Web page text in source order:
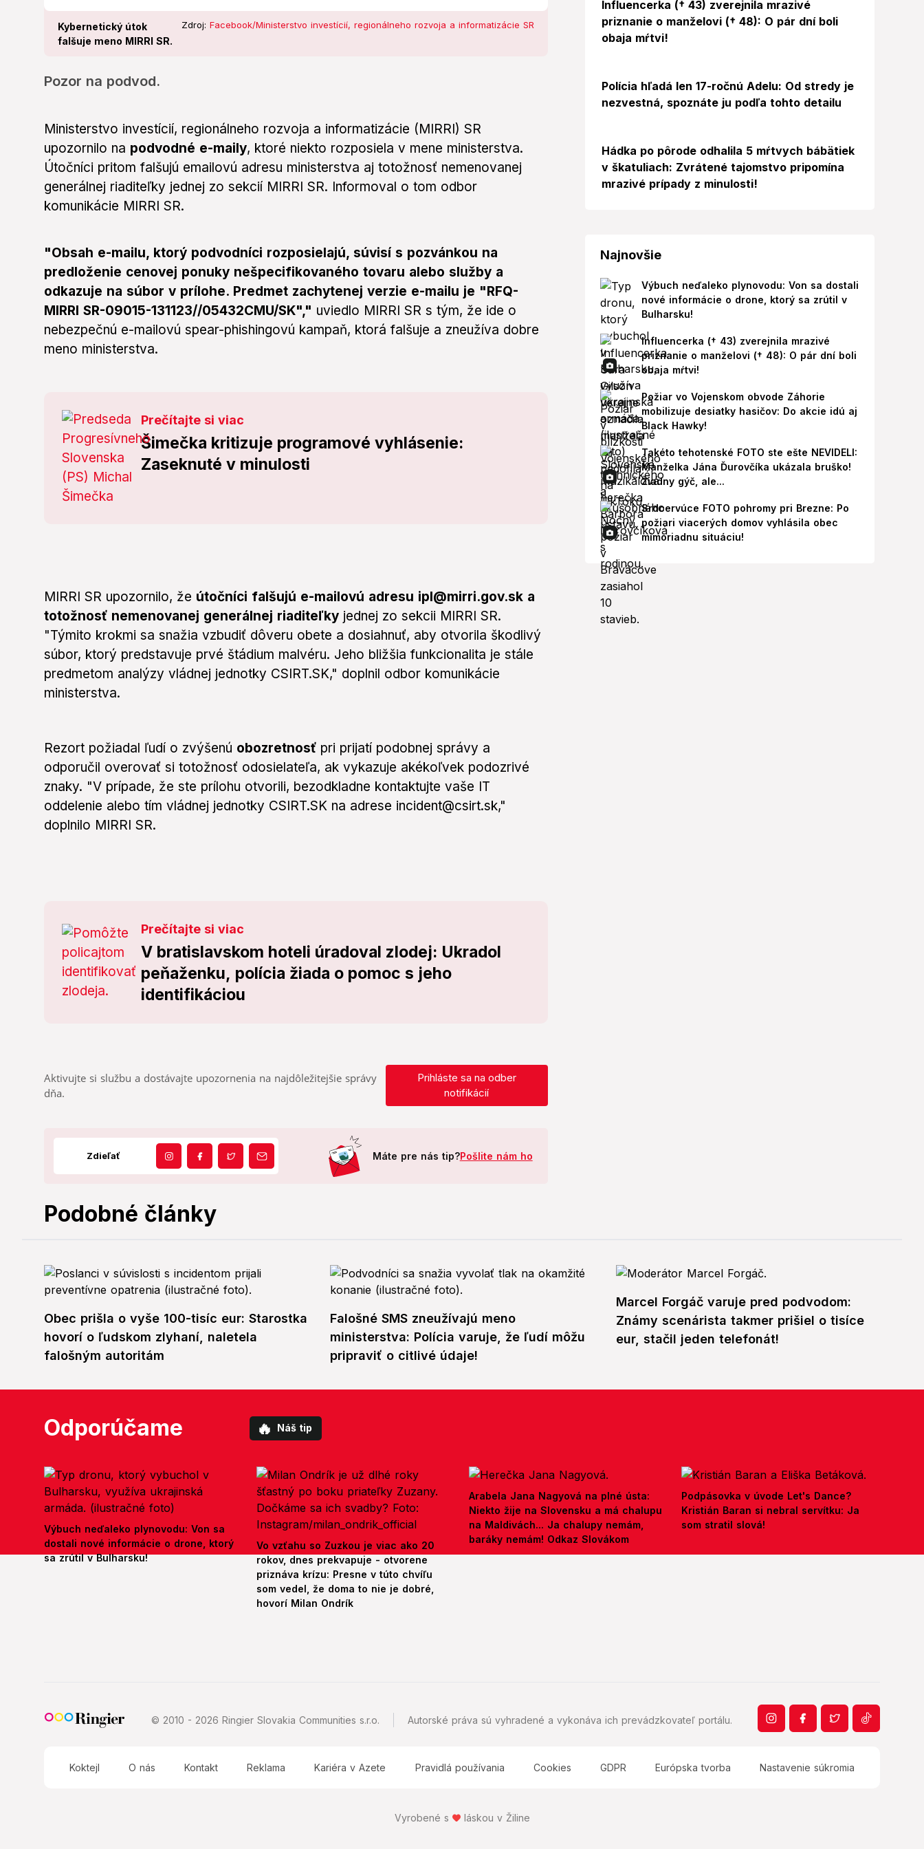
Kybernetický útok
falšuje meno MIRRI SR.
Zdroj: Facebook/Ministerstvo investícií, regionálneho rozvoja a informatizácie SR
Pozor na podvod.
Ministerstvo investícií, regionálneho rozvoja a informatizácie (MIRRI) SR
upozornilo na podvodné e-maily, ktoré niekto rozposiela v mene ministerstva.
Útočníci pritom falšujú emailovú adresu ministerstva aj totožnosť nemenovanej
generálnej riaditeľky jednej zo sekcií MIRRI SR. Informoval o tom odbor
komunikácie MIRRI SR.
"Obsah e-mailu, ktorý podvodníci rozposielajú, súvisí s pozvánkou na
predloženie cenovej ponuky nešpecifikovaného tovaru alebo služby a
odkazuje na súbor v prílohe. Predmet zachytenej verzie e-mailu je "RFQ-
MIRRI SR-09015-131123//05432CMU/SK"," uviedlo MIRRI SR s tým, že ide o
nebezpečnú e-mailovú spear-phishingovú kampaň, ktorá falšuje a zneužíva dobre
meno ministerstva.
Prečítajte si viac
Šimečka kritizuje programové vyhlásenie:
Zaseknuté v minulosti
MIRRI SR upozornilo, že útočníci falšujú e-mailovú adresu ipl@mirri.gov.sk a
totožnosť nemenovanej generálnej riaditeľky jednej zo sekcii MIRRI SR.
"Týmito krokmi sa snažia vzbudiť dôveru obete a dosiahnuť, aby otvorila škodlivý
súbor, ktorý predstavuje prvé štádium malvéru. Jeho bližšia funkcionalita je stále
predmetom analýzy vládnej jednotky CSIRT.SK," doplnil odbor komunikácie
ministerstva.
Rezort požiadal ľudí o zvýšenú obozretnosť pri prijatí podobnej správy a
odporučil overovať si totožnosť odosielateľa, ak vykazuje akékoľvek podozrivé
znaky. "V prípade, že ste prílohu otvorili, bezodkladne kontaktujte vaše IT
oddelenie alebo tím vládnej jednotky CSIRT.SK na adrese incident@csirt.sk,"
doplnilo MIRRI SR.
Prečítajte si viac
V bratislavskom hoteli úradoval zlodej: Ukradol
peňaženku, polícia žiada o pomoc s jeho
identifikáciou
Aktivujte si službu a dostávajte upozornenia na najdôležitejšie správy
dňa.
Prihláste sa na odber
notifikácií
Zdieľať Máte pre nás tip?Pošlite nám ho
Influencerka († 43) zverejnila mrazivé
priznanie o manželovi († 48): O pár dní boli
obaja mŕtvi!
Polícia hľadá len 17-ročnú Adelu: Od stredy je
nezvestná, spoznáte ju podľa tohto detailu
Hádka po pôrode odhalila 5 mŕtvych bábätiek
v škatuliach: Zvrátené tajomstvo pripomína
mrazivé prípady z minulosti!
Najnovšie
Výbuch neďaleko plynovodu: Von sa dostali
nové informácie o drone, ktorý sa zrútil v
Bulharsku!
Influencerka († 43) zverejnila mrazivé
priznanie o manželovi († 48): O pár dní boli
obaja mŕtvi!
Požiar vo Vojenskom obvode Záhorie
mobilizuje desiatky hasičov: Do akcie idú aj
Black Hawky!
Takéto tehotenské FOTO ste ešte NEVIDELI:
Manželka Jána Ďurovčíka ukázala bruško!
Žiadny gýč, ale...
Srdcervúce FOTO pohromy pri Brezne: Po
požiari viacerých domov vyhlásila obec
mimoriadnu situáciu!
Podobné články
Obec prišla o vyše 100-tisíc eur: Starostka
hovorí o ľudskom zlyhaní, naletela
falošným autoritám
Falošné SMS zneužívajú meno
ministerstva: Polícia varuje, že ľudí môžu
pripraviť o citlivé údaje!
Marcel Forgáč varuje pred podvodom:
Známy scenárista takmer prišiel o tisíce
eur, stačil jeden telefonát!
Odporúčame 🔥 Náš tip
Výbuch neďaleko plynovodu: Von sa
dostali nové informácie o drone, ktorý
sa zrútil v Bulharsku!
Vo vzťahu so Zuzkou je viac ako 20
rokov, dnes prekvapuje - otvorene
priznáva krízu: Presne v túto chvíľu
som vedel, že doma to nie je dobré,
hovorí Milan Ondrík
Arabela Jana Nagyová na plné ústa:
Niekto žije na Slovensku a má chalupu
na Maldivách... Ja chalupy nemám,
baráky nemám! Odkaz Slovákom
Podpásovka v úvode Let's Dance?
Kristián Baran si nebral servítku: Ja
som stratil slová!
© 2010 - 2026 Ringier Slovakia Communities s.r.o. Autorské práva sú vyhradené a vykonáva ich prevádzkovateľ portálu.
Koktejl O nás Kontakt Reklama Kariéra v Azete Pravidlá používania Cookies GDPR Európska tvorba Nastavenie súkromia
Vyrobené s láskou v Žiline